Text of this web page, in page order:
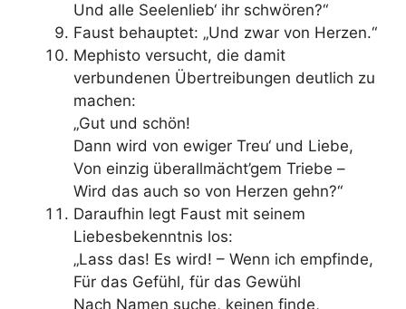
Und alle Seelenlieb‘ ihr schwören?“
Faust behauptet: „Und zwar von Herzen.“
Mephisto versucht, die damit
verbundenen Übertreibungen deutlich zu
machen:
„Gut und schön!
Dann wird von ewiger Treu‘ und Liebe,
Von einzig überallmächt’gem Triebe –
Wird das auch so von Herzen gehn?“
Daraufhin legt Faust mit seinem
Liebesbekenntnis los:
„Lass das! Es wird! – Wenn ich empfinde,
Für das Gefühl, für das Gewühl
Nach Namen suche, keinen finde,